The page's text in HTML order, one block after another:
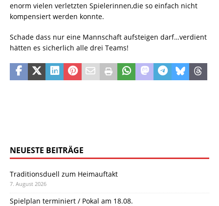
enorm vielen verletzten Spielerinnen,die so einfach nicht
kompensiert werden konnte.
Schade dass nur eine Mannschaft aufsteigen darf…verdient
hätten es sicherlich alle drei Teams!
NEUESTE BEITRÄGE
Traditionsduell zum Heimauftakt
7. August 2026
Spielplan terminiert / Pokal am 18.08.